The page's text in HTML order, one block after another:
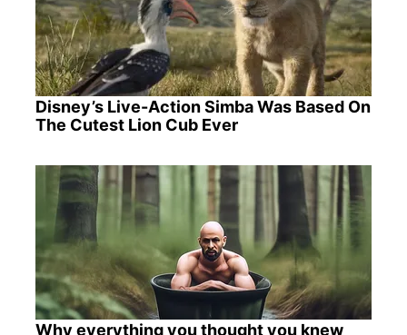
Disney’s Live-Action Simba Was Based On
The Cutest Lion Cub Ever
Why everything you thought you knew